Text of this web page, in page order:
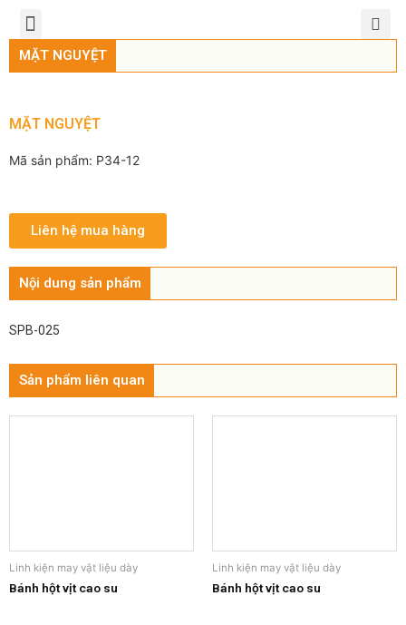
MẶT NGUYỆT
MẶT NGUYỆT
Mã sản phẩm: P34-12
Liên hệ mua hàng
Nội dung sản phẩm
SPB-025
Sản phẩm liên quan
Linh kiện may vật liệu dày
Bánh hột vịt cao su
Linh kiện may vật liệu dày
Bánh hột vịt cao su